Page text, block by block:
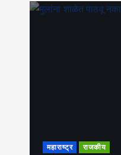
महाराष्ट्र राजकीय